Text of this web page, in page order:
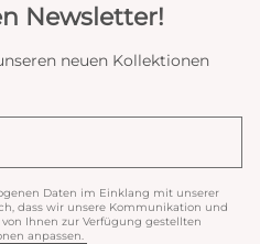
Newsletter!
neuen Kollektionen
Daten im Einklang mit unserer
dass wir unsere Kommunikation und
Ihnen zur Verfügung gestellten
anpassen.